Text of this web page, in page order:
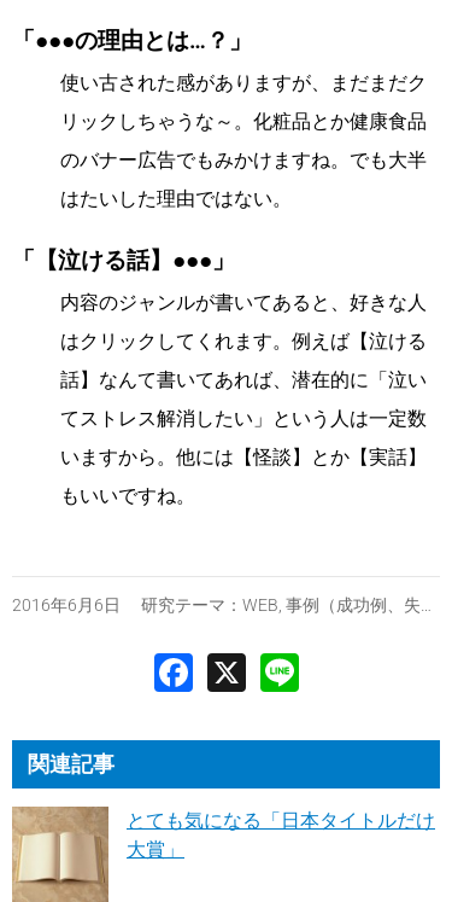
「●●●の理由とは…？」
使い古された感がありますが、まだまだク
リックしちゃうな～。化粧品とか健康食品
のバナー広告でもみかけますね。でも大半
はたいした理由ではない。
「【泣ける話】●●●」
内容のジャンルが書いてあると、好きな人
はクリックしてくれます。例えば【泣ける
話】なんて書いてあれば、潜在的に「泣い
てストレス解消したい」という人は一定数
いますから。他には【怪談】とか【実話】
もいいですね。
2016年6月6日 研究テーマ： WEB 事例（成功例、失敗例）
関連記事
とても気になる「日本タイトルだけ
大賞」